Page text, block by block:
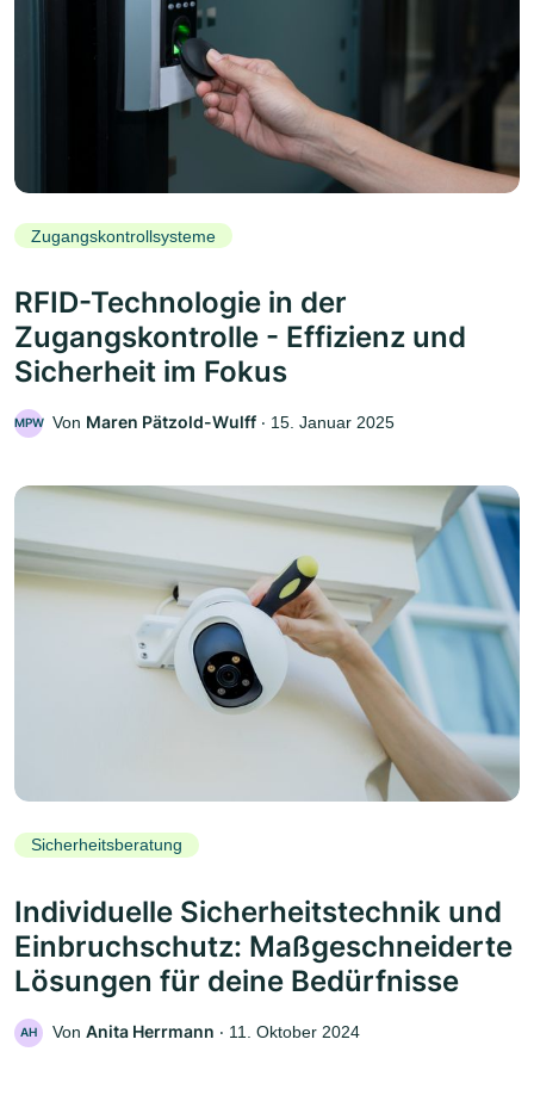
Zugangskontrollsysteme
RFID-Technologie in der
Zugangskontrolle - Effizienz und
Sicherheit im Fokus
MPW Von Maren Pätzold-Wulff ‧ 15. Januar 2025
Sicherheitsberatung
Individuelle Sicherheitstechnik und
Einbruchschutz: Maßgeschneiderte
Lösungen für deine Bedürfnisse
AH Von Anita Herrmann ‧ 11. Oktober 2024